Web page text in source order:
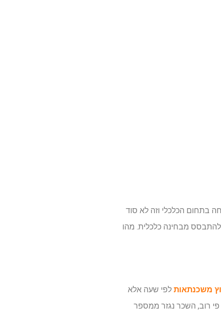
בתחום הכלכלי וזה לא סוד
להתבסס מבחינה כלכלית. מהו
משכנתאות לפי שעה אלא
רוב, השכר נגזר ממספר